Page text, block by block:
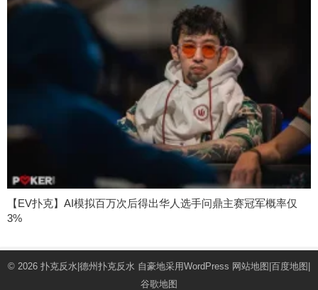
【EV扑克】AI模拟百万次后得出华人选手问鼎主赛冠军概率仅
3%
© 2026 扑克反水|德州扑克反水 自豪地采用WordPress 网站地图 百度地图
谷歌地图